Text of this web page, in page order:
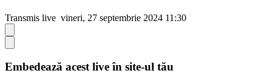
Transmis live vineri, 27 septembrie 2024 11:30
Embedează acest live în site-ul tău